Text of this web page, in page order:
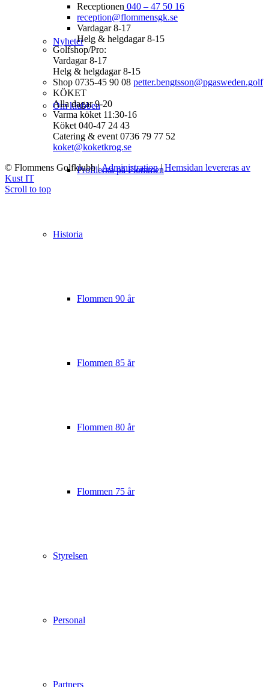
Nyheter
Om klubben
Profilerna på Flommen
Historia
Flommen 90 år
Flommen 85 år
Flommen 80 år
Flommen 75 år
Styrelsen
Personal
Partners
Receptionen 040 – 47 50 16
reception@flommensgk.se
Vardagar 8-17
Helg & helgdagar 8-15
Golfshop/Pro:
Vardagar 8-17
Helg & helgdagar 8-15
Shop 0735-45 90 08 petter.bengtsson@pgasweden.golf
KÖKET
Alla dagar 9-20
Varma köket 11:30-16
Köket 040-47 24 43
Catering & event 0736 79 77 52
koket@koketkrog.se
© Flommens Golfklubb|Administration |Hemsidan levereras av
Kust IT
Scroll to top